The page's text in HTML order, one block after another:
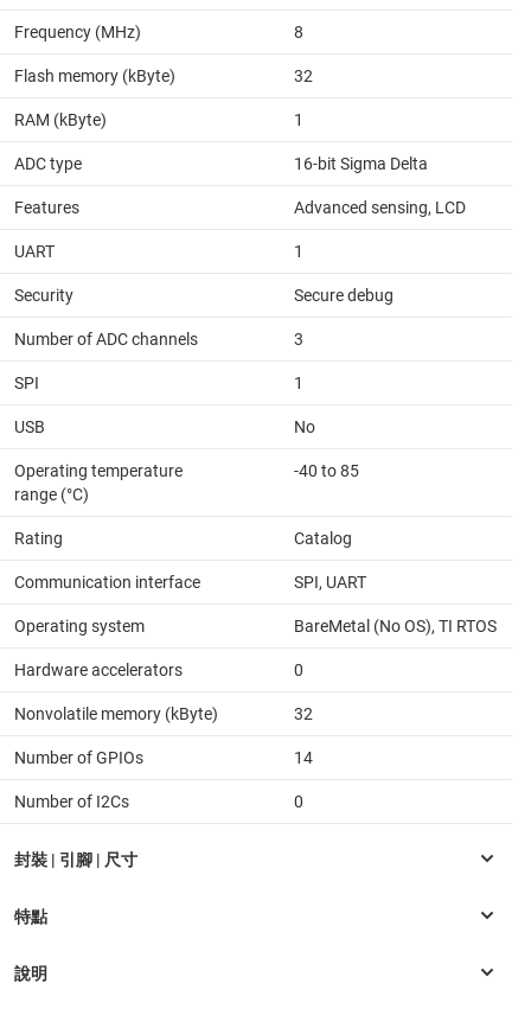
Frequency (MHz) 8
Flash memory (kByte) 32
RAM (kByte) 1
ADC type 16-bit Sigma Delta
Features Advanced sensing, LCD
UART 1
Security Secure debug
Number of ADC channels 3
SPI 1
USB No
Operating temperature
range (°C)
-40 to 85
Rating Catalog
Communication interface SPI, UART
Operating system BareMetal (No OS), TI RTOS
Hardware accelerators 0
Nonvolatile memory (kByte) 32
Number of GPIOs 14
Number of I2Cs 0